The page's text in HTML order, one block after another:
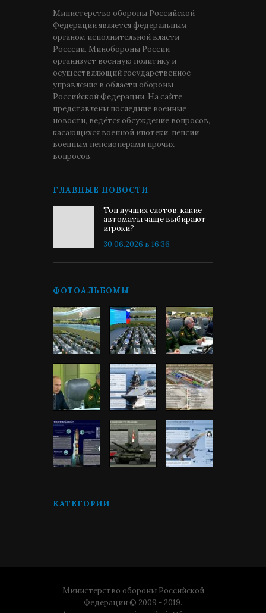
Министерство обороны Российской
Федерации является федеральным
органом исполнительной власти
Росссии. Минобороны России
организует военную политику и
осуществляющий государственное
управление в области обороны
Российской Федерации. На сайте
представлены последние военные
новости, ведётся обсуждение вопросов,
касающихся военной ипотеки, пенсии
военным пенсионерами прочих
вопросов.
ГЛАВНЫЕ НОВОСТИ
Топ лучших слотов: какие
автоматы чаще выбирают
игроки?
30.06.2026 в 16:36
ФОТОАЛЬБОМЫ
КАТЕГОРИИ
Министерство обороны Российской
Федерации © 2009 - 2019.